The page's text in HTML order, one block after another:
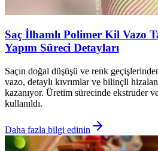
Saç İlhamlı Polimer Kil Vazo
Yapım Süreci Detayları
Saçın doğal düşüşü ve renk
vazo, detaylı kıvrımlar ve bilinçli
kazanıyor. Üretim sürecinde ekstruder
kullanıldı.
Daha fazla bilgi edinin